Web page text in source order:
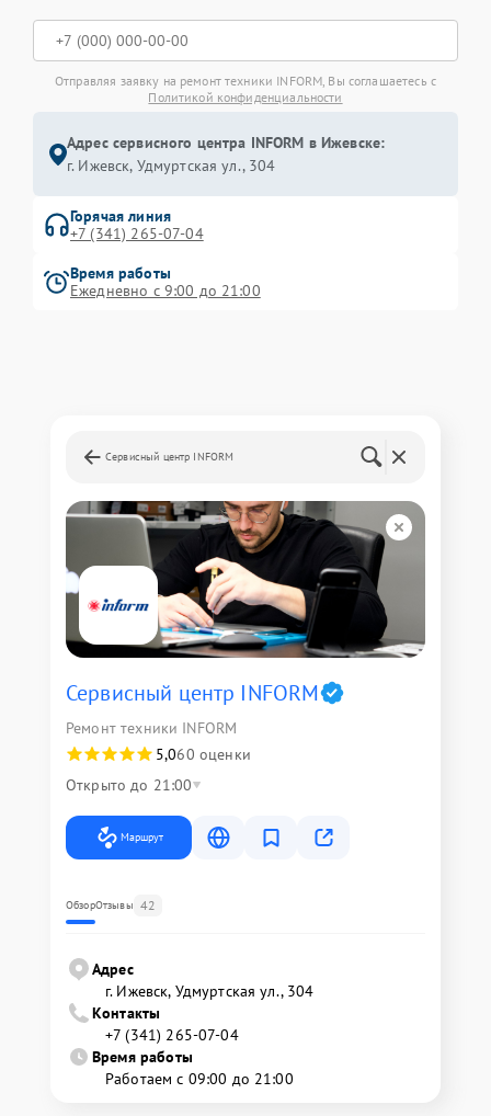
Отправляя заявку на ремонт техники INFORM, Вы соглашаетесь с
Политикой конфиденциальности
Адрес сервисного центра INFORM в Ижевске:
г. Ижевск, Удмуртская ул., 304
Горячая линия
+7 (341) 265-07-04
Время работы
Ежедневно с 9:00 до 21:00
Сервисный центр INFORM
Сервисный центр INFORM
Ремонт техники INFORM
5,060 оценки
Открыто до 21:00
Маршрут
ОбзорОтзывы 42
Адрес
г. Ижевск, Удмуртская ул., 304
Контакты
+7 (341) 265-07-04
Время работы
Работаем с 09:00 до 21:00